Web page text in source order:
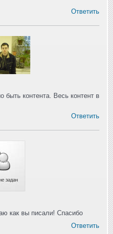
Ответить
контента. Весь контент в
Ответить
как вы писали! Спасибо
Ответить